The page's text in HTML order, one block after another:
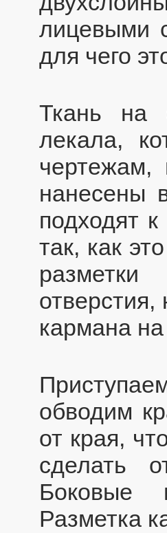
лицевыми
для чего
Ткань на
лекала,
чертежам,
нанесены
подходят
так, как
отверстия,
кармана на
обводим
от края,
сделать
Боковые
Разметка